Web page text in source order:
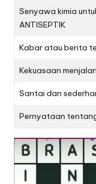
Senyawa kimia
ANTISEPTIK
Kabar atau berita
Kekuasaan
Santai dan
Pernyataan